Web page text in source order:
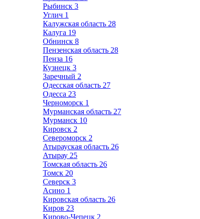
Рыбинск 3
Углич 1
Калужская область 28
Калуга 19
Обнинск 8
Пензенская область 28
Пенза 16
Кузнецк 3
Заречный 2
Одесская область 27
Одесса 23
Черноморск 1
Мурманская область 27
Мурманск 10
Кировск 2
Североморск 2
Атырауская область 26
Атырау 25
Томская область 26
Томск 20
Северск 3
Асино 1
Кировская область 26
Киров 23
Кирово-Чепецк 2